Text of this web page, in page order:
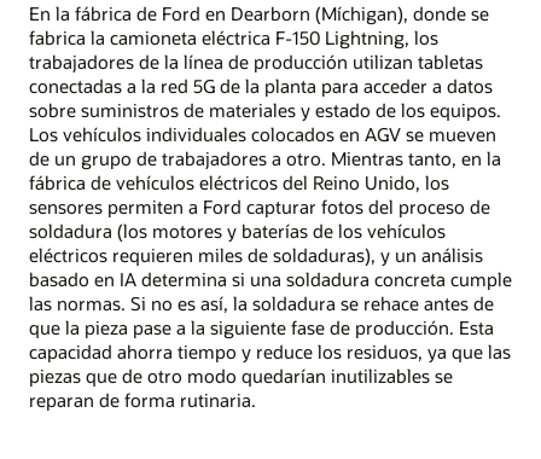
En la fábrica de Ford en Dearborn (Míchigan), donde se
fabrica la camioneta eléctrica F-150 Lightning, los
trabajadores de la línea de producción utilizan tabletas
conectadas a la red 5G de la planta para acceder a datos
sobre suministros de materiales y estado de los equipos.
Los vehículos individuales colocados en AGV se mueven
de un grupo de trabajadores a otro. Mientras tanto, en la
fábrica de vehículos eléctricos del Reino Unido, los
sensores permiten a Ford capturar fotos del proceso de
soldadura (los motores y baterías de los vehículos
eléctricos requieren miles de soldaduras), y un análisis
basado en IA determina si una soldadura concreta cumple
las normas. Si no es así, la soldadura se rehace antes de
que la pieza pase a la siguiente fase de producción. Esta
capacidad ahorra tiempo y reduce los residuos, ya que las
piezas que de otro modo quedarían inutilizables se
reparan de forma rutinaria.